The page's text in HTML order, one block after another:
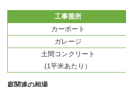
工事箇所
カーポート
ガレージ
土間コンクリート
(1平米あたり）
庭関連の相場